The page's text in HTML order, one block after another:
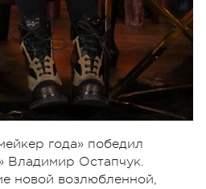
года» победил
Владимир Остапчук.
новой возлюбленной,